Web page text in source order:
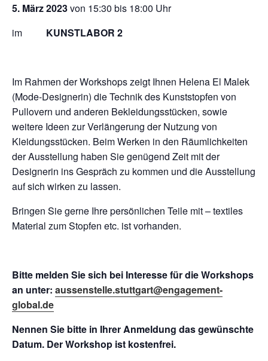
5. März 2023von 15:30 bis 18:00 Uhr
im KUNSTLABOR 2
Im Rahmen der Workshops zeigt Ihnen Helena El Malek
(Mode-Designerin) die Technik des Kunststopfen von
Pullovern und anderen Bekleidungsstücken, sowie
weitere Ideen zur Verlängerung der Nutzung von
Kleidungsstücken. Beim Werken in den Räumlichkeiten
der Ausstellung haben Sie genügend Zeit mit der
Designerin ins Gespräch zu kommen und die Ausstellung
auf sich wirken zu lassen.
Bringen Sie gerne Ihre persönlichen Teile mit – textiles
Material zum Stopfen etc. ist vorhanden.
Bitte melden Sie sich bei Interesse für die Workshops
an unter: aussenstelle.stuttgart@engagement-
global.de
Nennen Sie bitte in Ihrer Anmeldung das gewünschte
Datum. Der Workshop ist kostenfrei.